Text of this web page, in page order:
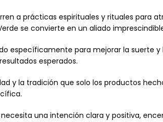
a prácticas espirituales y rituales para
se convierte en un aliado
específicamente para mejorar la suerte
esperados.
y la tradición que solo los productos
una intención clara y positiva,